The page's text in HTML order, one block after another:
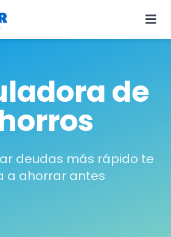
de
deudas más rápido te
a ahorrar antes